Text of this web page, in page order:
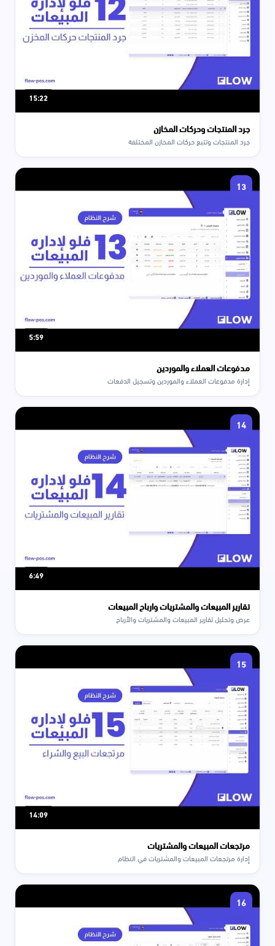
15:22
جرد المنتجات وحركات المخازن
جرد المنتجات وتتبع حركات المخازن المختلفة
5:59
13
مدفوعات العملاء والموردين
إدارة مدفوعات العملاء والموردين وتسجيل الدفعات
6:49
14
تقارير المبيعات والمشتريات وارباح المبيعات
عرض وتحليل تقارير المبيعات والمشتريات والأرباح
14:09
15
مرتجعات المبيعات والمشتريات
إدارة مرتجعات المبيعات والمشتريات في النظام
16